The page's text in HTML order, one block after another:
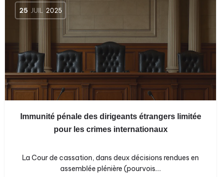
25 JUIL 2025
Immunité pénale des dirigeants étrangers limitée
pour les crimes internationaux
La Cour de cassation, dans deux décisions rendues en
assemblée plénière (pourvois…